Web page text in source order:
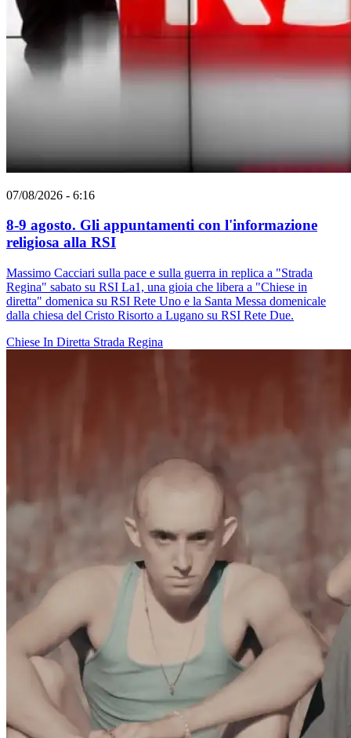
07/08/2026 - 6:16
8-9 agosto. Gli appuntamenti con l'informazione
religiosa alla RSI
Massimo Cacciari sulla pace e sulla guerra in replica a "Strada
Regina" sabato su RSI La1, una gioia che libera a "Chiese in
diretta" domenica su RSI Rete Uno e la Santa Messa domenicale
dalla chiesa del Cristo Risorto a Lugano su RSI Rete Due.
Chiese In Diretta Strada Regina